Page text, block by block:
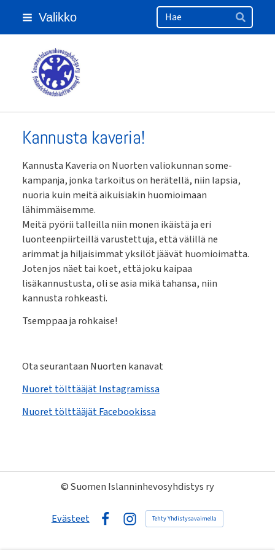
Siirry
Valikko Haku
Hae
Suomen Islanninhevosyhdistys ry
Kannusta kaveria!
Kannusta Kaveria on Nuorten valiokunnan some-
kampanja, jonka tarkoitus on herätellä, niin lapsia,
nuoria kuin meitä aikuisiakin huomioimaan
lähimmäisemme.
Meitä pyörii talleilla niin monen ikäistä ja eri
luonteenpiirteillä varustettuja, että välillä ne
arimmat ja hiljaisimmat yksilöt jäävät huomioimatta.
Joten jos näet tai koet, että joku kaipaa
lisäkannustusta, oli se asia mikä tahansa, niin
kannusta rohkeasti.
Tsemppaa ja rohkaise!
Ota seurantaan Nuorten kanavat
Nuoret tölttääjät Instagramissa
Nuoret tölttääjät Facebookissa
©Suomen Islanninhevosyhdistys ry
Evästeet
Tehty Yhdistysavaimella